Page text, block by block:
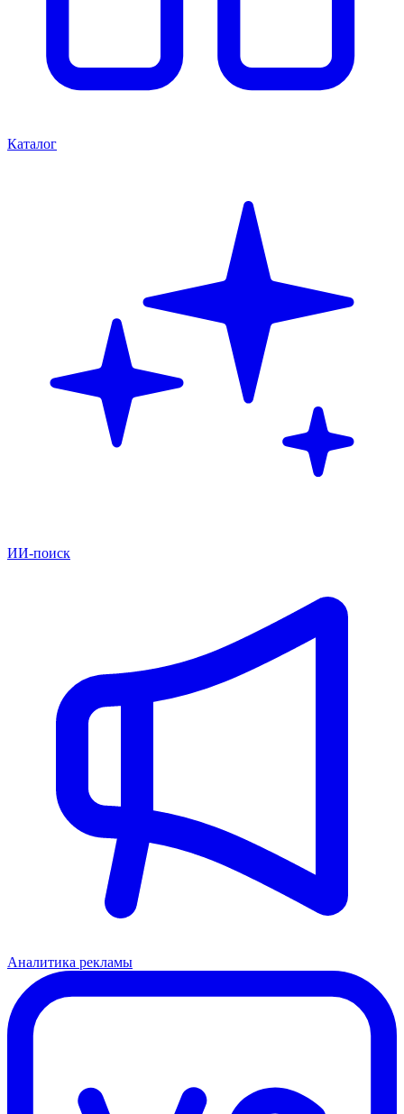
Каталог
ИИ-поиск
Аналитика рекламы